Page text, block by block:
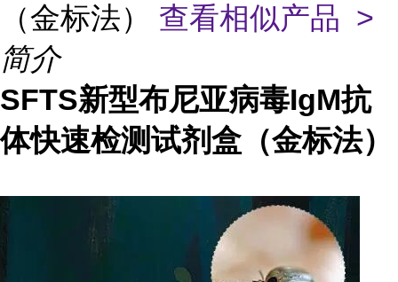
（金标法） 查看相似产品 >
简介
SFTS新型布尼亚病毒IgM抗
体快速检测试剂盒（金标法）